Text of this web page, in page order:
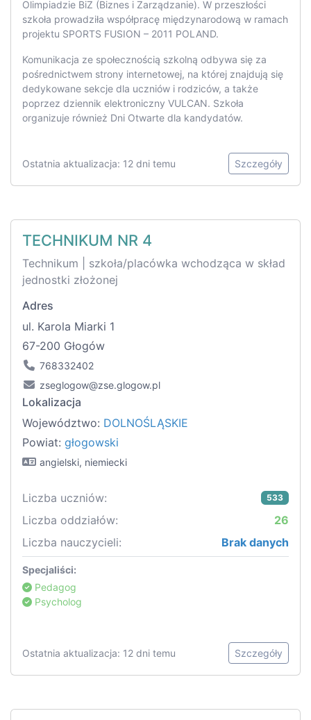
Olimpiadzie BiZ (Biznes i Zarządzanie). W przeszłości
szkoła prowadziła współpracę międzynarodową w ramach
projektu SPORTS FUSION – 2011 POLAND.
Komunikacja ze społecznością szkolną odbywa się za
pośrednictwem strony internetowej, na której znajdują się
dedykowane sekcje dla uczniów i rodziców, a także
poprzez dziennik elektroniczny VULCAN. Szkoła
organizuje również Dni Otwarte dla kandydatów.
Ostatnia aktualizacja: 12 dni temu Szczegóły
TECHNIKUM NR 4
Technikum | szkoła/placówka wchodząca w skład
jednostki złożonej
Adres
ul. Karola Miarki 1
67-200 Głogów
768332402
zseglogow@zse.glogow.pl
Lokalizacja
Województwo: DOLNOŚLĄSKIE
Powiat: głogowski
angielski, niemiecki
Liczba uczniów: 533
Liczba oddziałów:
26
Liczba nauczycieli:
Brak danych
Specjaliści:
Pedagog
Psycholog
Ostatnia aktualizacja: 12 dni temu Szczegóły